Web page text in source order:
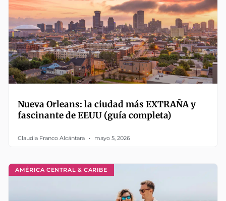
Nueva Orleans: la ciudad más EXTRAÑA y
fascinante de EEUU (guía completa)
Claudia Franco Alcántara mayo 5, 2026
AMÉRICA CENTRAL & CARIBE